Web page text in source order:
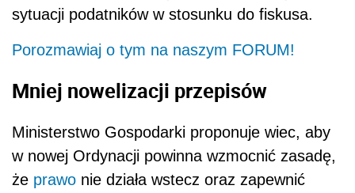
sytuacji podatników w stosunku do fiskusa.
Porozmawiaj o tym na naszym FORUM!
Mniej nowelizacji przepisów
Ministerstwo Gospodarki proponuje wiec, aby
w nowej Ordynacji powinna wzmocnić zasadę,
że prawo nie działa wstecz oraz zapewnić